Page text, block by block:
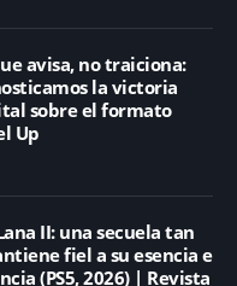
avisa, no traiciona:
la victoria
sobre el formato
Up
II: una secuela tan
fiel a su esencia e
(PS5, 2026) | Revista